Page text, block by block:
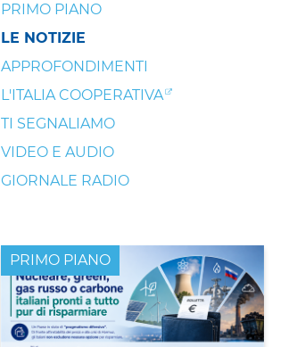
PRIMO PIANO
LE NOTIZIE
APPROFONDIMENTI
L'ITALIA COOPERATIVA
TI SEGNALIAMO
VIDEO E AUDIO
GIORNALE RADIO
PRIMO PIANO